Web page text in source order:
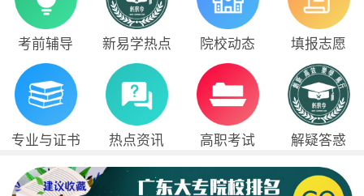
考前辅导 新易学热点 院校动态 填报志愿
专业与证书 热点资讯 高职考试 解疑答惑